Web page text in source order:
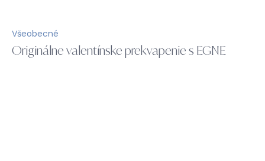
Všeobecné
Originálne valentínske prekvapenie s EGNE